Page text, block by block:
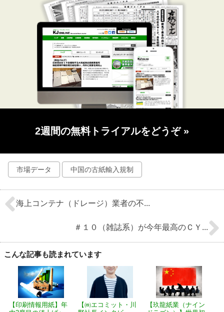
2週間の無料トライアルをどうぞ »
市場データ 中国の古紙輸入規制
海上コンテナ（ドレージ）業者の不...
＃１０（雑誌系）が今年最高のＣＹ...
こんな記事も読まれています
【印刷情報用紙】年
【㈱エコミット・川
【玖龍紙業（ナイン